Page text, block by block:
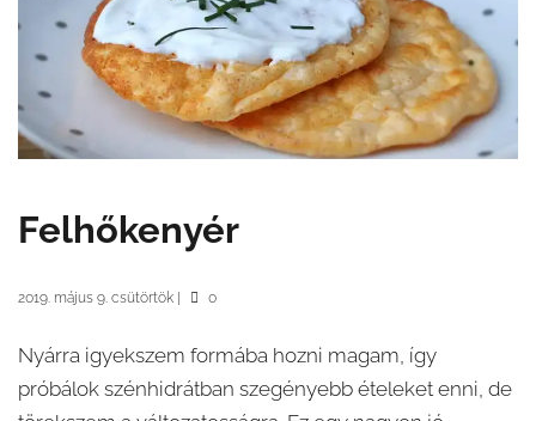
Felhőkenyér
2019. május 9. csütörtök 0
Nyárra igyekszem formába hozni magam, így
próbálok szénhidrátban szegényebb ételeket enni, de